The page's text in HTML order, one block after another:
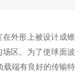
外形上被设计成锥
区。为了使球面波
载端有良好的传输特